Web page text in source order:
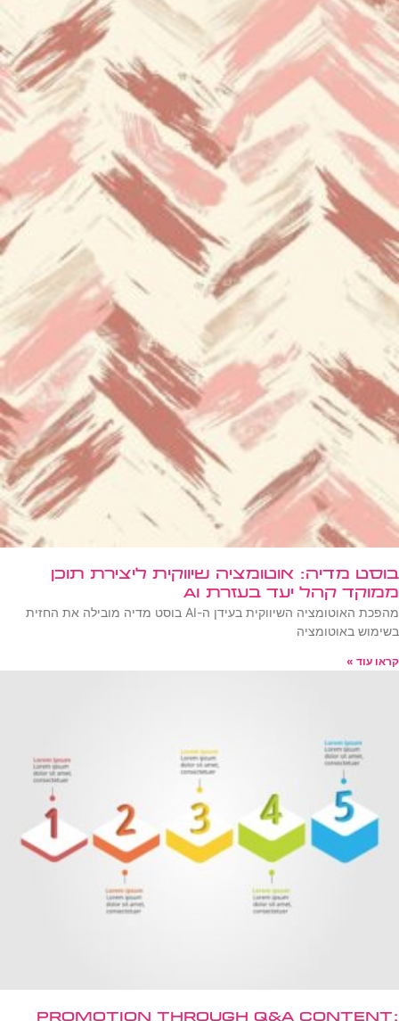
בוסט מדיה: אוטומציה שיווקית ליצירת תוכן
ממוקד קהל יעד בעזרת AI
מהפכת האוטומציה השיווקית בעידן ה-AI בוסט מדיה מובילה את החזית
בשימוש באוטומציה
קראו עוד »
Promotion Through Q&A Content: